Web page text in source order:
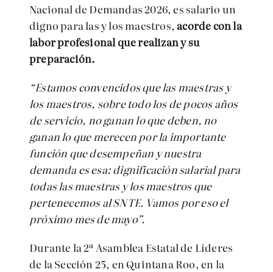
Nacional de Demandas 2026, es salario un
digno para las y los maestros, acorde con la
labor profesional que realizan y su
preparación.
“Estamos convencidos que las maestras y
los maestros, sobre todo los de pocos años
de servicio, no ganan lo que deben, no
ganan lo que merecen por la importante
función que desempeñan y nuestra
demanda es esa: dignificación salarial para
todas las maestras y los maestros que
pertenecemos al SNTE. Vamos por eso el
próximo mes de mayo”.
Durante la 2ª Asamblea Estatal de Líderes
de la Sección 25, en Quintana Roo, en la